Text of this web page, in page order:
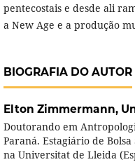
pentecostais e desde ali
a New Age e a produção
BIOGRAFIA DO AUTOR
Elton Zimmermann,
Doutorando em
Paraná. Estagiário de
na Universitat de Lleida